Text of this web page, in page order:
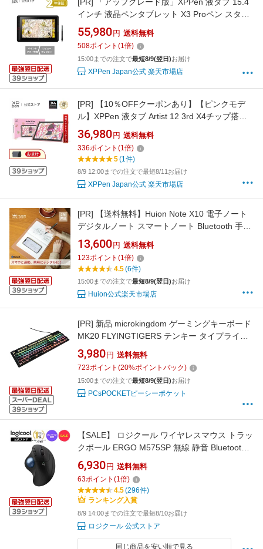
[PR]
「アップグレード版」XPPen 液タブ 15.4
インチ 液晶ペンタブレット X3 Proペン スタン
ド付属 イラスト 絵描き Windows Mac対応
Artist 15.6 Pro V2
55,980 円 送料無料
508ポイント (1倍)
15:00までの注文で最短8/9(翌日)お届け
XPPen Japan公式 楽天市場店
[PR]
【10％OFFクーポンあり】【ピンクモデ
ル】XPPen 液タブ Artist 12 3rd X4チップ搭載
ペン 液晶ペンタブレット 初心者 イラスト 絵描
き 折り畳みスタンド付 Windows MacOS
Android対応 Artist 12サード
36,980 円 送料無料
336ポイント (1倍)
5(1件)
8/9 12:00までの注文で最短8/11お届け
XPPen Japan公式 楽天市場店
[PR]
【送料無料】Huion Note X10 電子ノート
デジタルノート スマートノート Bluetooth 手書
きメモ 会議メモ 講義ノート PDF共有 オフライ
ン保存 学生 ビジネス 板タブ ペンタブ お絵描き
ワイヤレス
13,600 円 送料無料
123ポイント (1倍)
4.5(6件)
15:00までの注文で最短8/9(翌日)お届け
Huion公式楽天市場店
[PR] 新品 microkingdom ゲーミングキーボード
MK20 FLYINGTIGERS テンキー タイプライタ
ー風 英語配列104キーボード USB 有線 青軸 メ
カニカル RGBバックライト【180日保証】
3,980 円 送料無料
723ポイント (20%ポイントバック)
15:00までの注文で最短8/9(翌日)お届け
PCsPOCKETピーシーポケット
【SALE】 ロジクール ワイヤレスマウス トラッ
クボール ERGO M575SP 無線 静音 Bluetooth &
Logi Bolt トラックボールマウス ワイヤレス マ
ウス windows mac iPad M575SPda 国内正規品
1年間無償保証
6,930 円 送料無料
63ポイント (1倍)
4.5(296件)
ランキング入賞
8/9 14:00までの注文で最短8/10お届け
ロジクール 公式ストア
同じ商品を安い順で見る